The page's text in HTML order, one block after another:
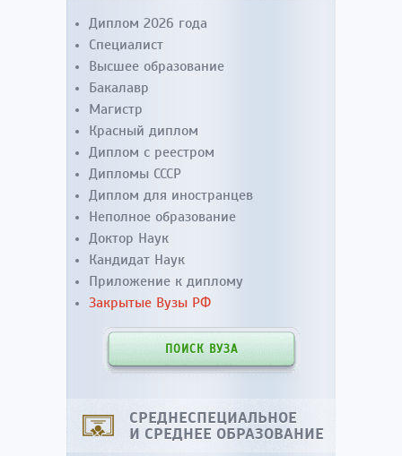
Диплом 2026 года
Специалист
Высшее образование
Бакалавр
Магистр
Красный диплом
Диплом с реестром
Дипломы СССР
Диплом для иностранцев
Неполное образование
Доктор Наук
Кандидат Наук
Приложение к диплому
Закрытые Вузы РФ
ПОИСК ВУЗА
СРЕДНЕСПЕЦИАЛЬНОЕ
И СРЕДНЕЕ ОБРАЗОВАНИЕ